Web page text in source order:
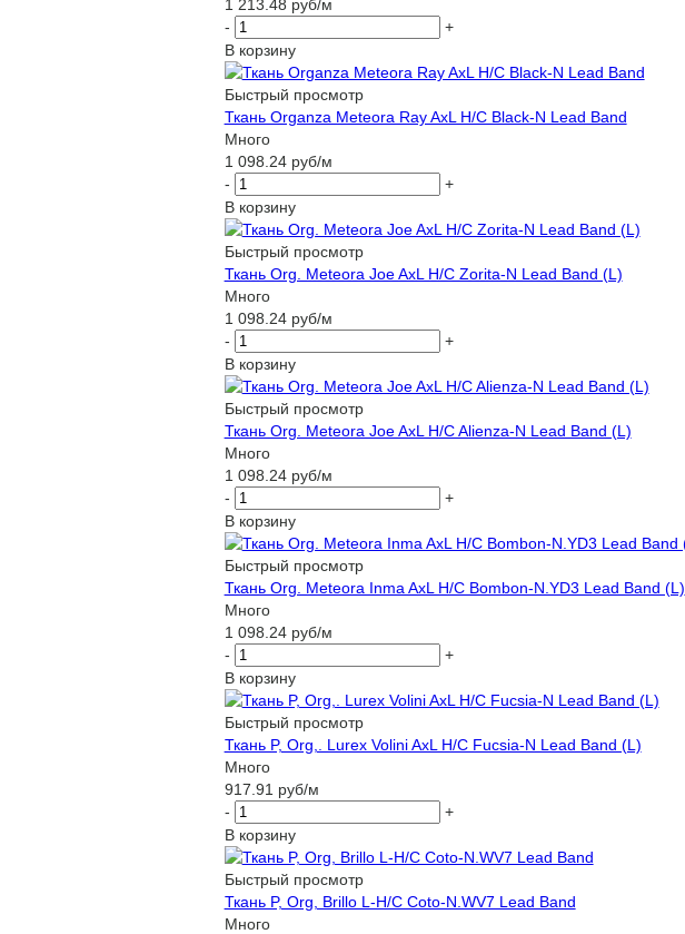
1 213.48 руб/м
-
+
В корзину
Быстрый просмотр
Ткань Organza Meteora Ray AxL H/C Black-N Lead Band
Много
1 098.24руб/м
-
+
В корзину
Быстрый просмотр
Ткань Org. Meteora Joe AxL H/C Zorita-N Lead Band (L)
Много
1 098.24руб/м
-
+
В корзину
Быстрый просмотр
Ткань Org. Meteora Joe AxL H/C Alienza-N Lead Band (L)
Много
1 098.24руб/м
-
+
В корзину
Быстрый просмотр
Ткань Org. Meteora Inma AxL H/C Bombon-N.YD3 Lead Band (L)
Много
1 098.24руб/м
-
+
В корзину
Быстрый просмотр
Ткань P, Org,. Lurex Volini AxL H/C Fucsia-N Lead Band (L)
Много
917.91 руб/м
-
+
В корзину
Быстрый просмотр
Ткань P, Org, Brillo L-H/C Coto-N.WV7 Lead Band
Много